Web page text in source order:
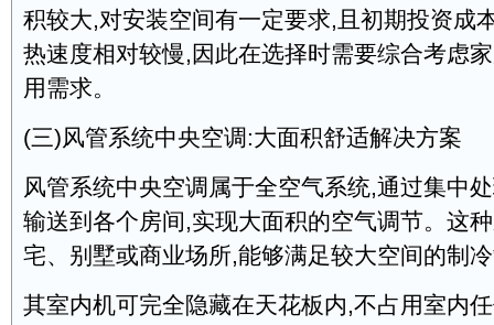
积较大,对安装空间有一定要求,且初期投资成
热速度相对较慢,因此在选择时需要综合考虑
用需求。
(三)风管系统中央空调:大面积舒适解决方案
风管系统中央空调属于全空气系统,通过集中
输送到各个房间,实现大面积的空气调节。这
宅、别墅或商业场所,能够满足较大空间的制
其室内机可完全隐藏在天花板内,不占用室内